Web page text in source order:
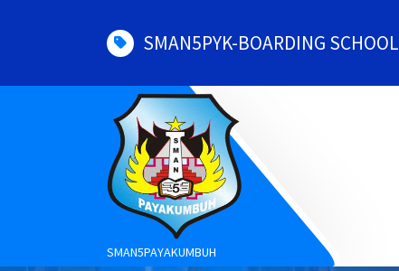
SMAN5PYK-BOARDING SCHOOL
SMAN5PAYAKUMBUH